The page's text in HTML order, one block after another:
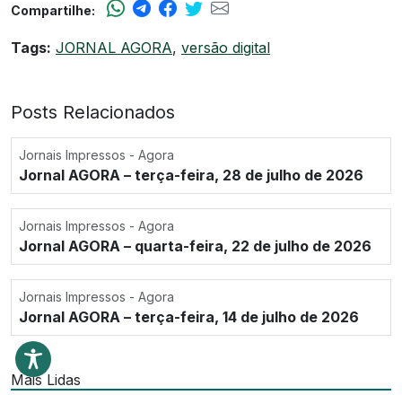
Compartilhe:
Tags: JORNAL AGORA, versão digital
Posts Relacionados
Jornais Impressos - Agora
Jornal AGORA – terça-feira, 28 de julho de 2026
Jornais Impressos - Agora
Jornal AGORA – quarta-feira, 22 de julho de 2026
Jornais Impressos - Agora
Jornal AGORA – terça-feira, 14 de julho de 2026
Mais Lidas